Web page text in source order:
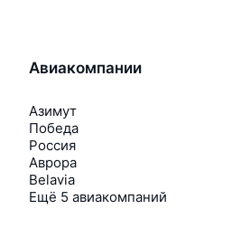
Авиакомпании
Азимут
Победа
Россия
Аврора
Belavia
Ещё 5 авиакомпаний